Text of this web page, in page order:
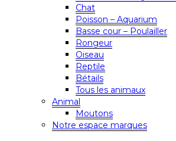
Chat
Poisson – Aquarium
Basse cour – Poulailler
Rongeur
Oiseau
Reptile
Bétails
Tous les animaux
Animal
Moutons
Notre espace marques